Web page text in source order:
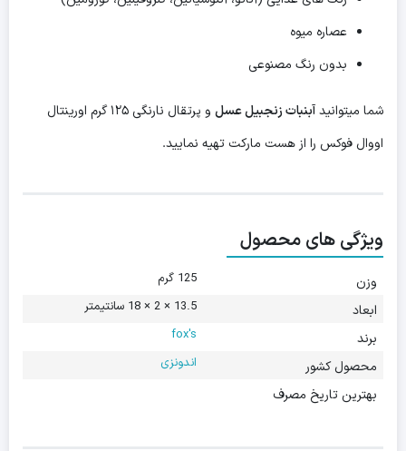
عصاره میوه
بدون رنگ مصنوعی
شما میتوانیدآبنبات زنجبیل عسل
و پرتقال نارنگی ۱۲۵ گرم اورینتال
اووال فوکس را از هست مارکت تهیه نمایید.
ویژگی های محصول
وزن 125 گرم
ابعاد 13.5 × 2 × 18 سانتیمتر
برند fox's
محصول کشور اندونزی
بهترین تاریخ مصرف